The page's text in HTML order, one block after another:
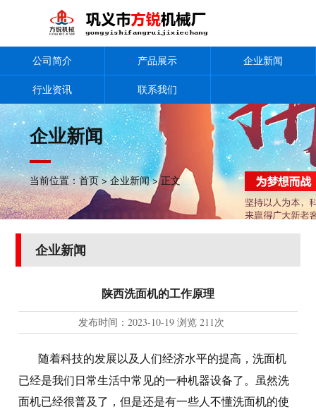
公司简介 产品展示 企业新闻
行业资讯 联系我们
企业新闻
当前位置：首页>企业新闻> 正文
企业新闻
陕西洗面机的工作原理
发布时间：2023-10-19浏览211次
随着科技的发展以及人们经济水平的提高，洗面机
已经是我们日常生活中常见的一种机器设备了。虽然洗
面机已经很普及了，但是还是有一些人不懂洗面机的使